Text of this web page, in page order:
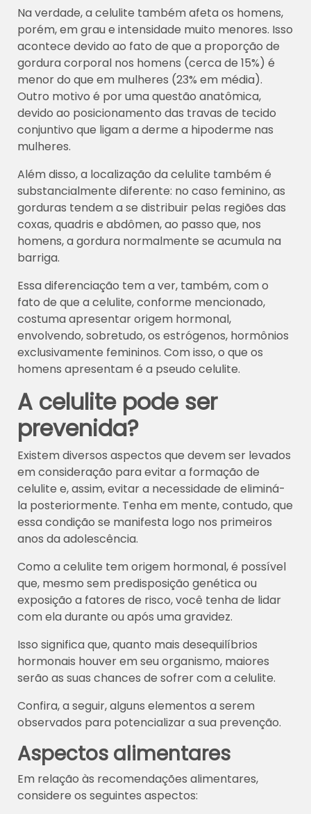
Na verdade, a celulite também afeta os homens,
porém, em grau e intensidade muito menores. Isso
acontece devido ao fato de que a proporção de
gordura corporal nos homens (cerca de 15%) é
menor do que em mulheres (23% em média).
Outro motivo é por uma questão anatômica,
devido ao posicionamento das travas de tecido
conjuntivo que ligam a derme a hipoderme nas
mulheres.
Além disso, a localização da celulite também é
substancialmente diferente: no caso feminino, as
gorduras tendem a se distribuir pelas regiões das
coxas, quadris e abdômen, ao passo que, nos
homens, a gordura normalmente se acumula na
barriga.
Essa diferenciação tem a ver, também, com o
fato de que a celulite, conforme mencionado,
costuma apresentar origem hormonal,
envolvendo, sobretudo, os estrógenos, hormônios
exclusivamente femininos. Com isso, o que os
homens apresentam é a pseudo celulite.
A celulite pode ser
prevenida?
Existem diversos aspectos que devem ser levados
em consideração para evitar a formação de
celulite e, assim, evitar a necessidade de eliminá-
la posteriormente. Tenha em mente, contudo, que
essa condição se manifesta logo nos primeiros
anos da adolescência.
Como a celulite tem origem hormonal, é possível
que, mesmo sem predisposição genética ou
exposição a fatores de risco, você tenha de lidar
com ela durante ou após uma gravidez.
Isso significa que, quanto mais desequilíbrios
hormonais houver em seu organismo, maiores
serão as suas chances de sofrer com a celulite.
Confira, a seguir, alguns elementos a serem
observados para potencializar a sua prevenção.
Aspectos alimentares
Em relação às recomendações alimentares,
considere os seguintes aspectos: